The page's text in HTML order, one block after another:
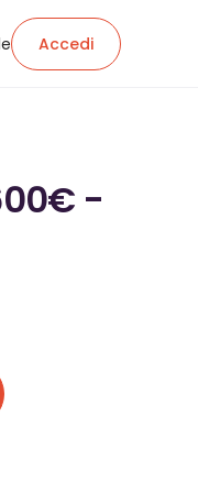
Accedi
-